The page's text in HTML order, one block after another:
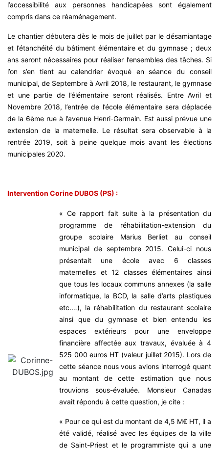
l’accessibilité aux personnes handicapées sont également
compris dans ce réaménagement.
Le chantier débutera dès le mois de juillet par le désamiantage
et l’étanchéité du bâtiment élémentaire et du gymnase ; deux
ans seront nécessaires pour réaliser l’ensembles des tâches. Si
l’on s’en tient au calendrier évoqué en séance du conseil
municipal, de Septembre à Avril 2018, le restaurant, le gymnase
et une partie de l’élémentaire seront réalisés. Entre Avril et
Novembre 2018, l’entrée de l’école élémentaire sera déplacée
de la 6ème rue à l’avenue Henri-Germain. Est aussi prévue une
extension de la maternelle. Le résultat sera observable à la
rentrée 2019, soit à peine quelque mois avant les élections
municipales 2020.
Intervention Corine DUBOS (PS) :
« Ce rapport fait suite à la présentation du
programme de réhabilitation-extension du
groupe scolaire Marius Berliet au conseil
municipal de septembre 2015. Celui-ci nous
présentait une école avec 6 classes
maternelles et 12 classes élémentaires ainsi
que tous les locaux communs annexes (la salle
informatique, la BCD, la salle d’arts plastiques
etc.…), la réhabilitation du restaurant scolaire
ainsi que du gymnase et bien entendu les
espaces extérieurs pour une enveloppe
financière affectée aux travaux, évaluée à 4
525 000 euros HT (valeur juillet 2015). Lors de
cette séance nous vous avions interrogé quant
au montant de cette estimation que nous
trouvions sous-évaluée. Monsieur Canadas
avait répondu à cette question, je cite :
« Pour ce qui est du montant de 4,5 M€ HT, il a
été validé, réalisé avec les équipes de la ville
de Saint-Priest et le programmiste qui a une